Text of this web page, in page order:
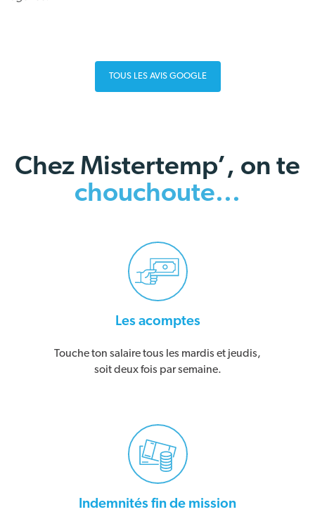
TOUS LES AVIS GOOGLE
Chez Mistertemp’, on te
chouchoute...
Les acomptes
Touche ton salaire tous les mardis et jeudis,
soit deux fois par semaine.
Indemnités fin de mission